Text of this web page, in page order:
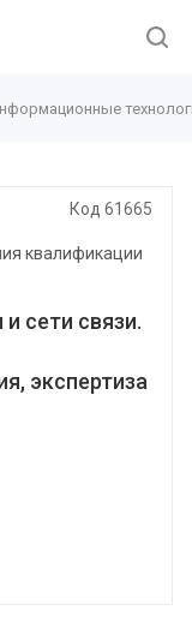
Код 61665
квалификации
сети связи.
экспертиза